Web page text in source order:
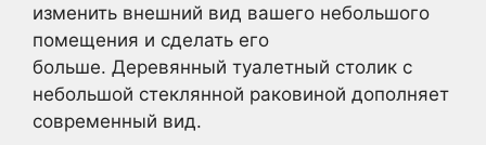
изменить внешний вид вашего небольшого
помещения и сделать его
больше. Деревянный туалетный столик с
небольшой стеклянной раковиной дополняет
современный вид.